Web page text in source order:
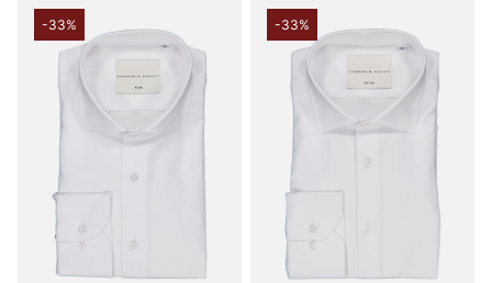
-33% -33%